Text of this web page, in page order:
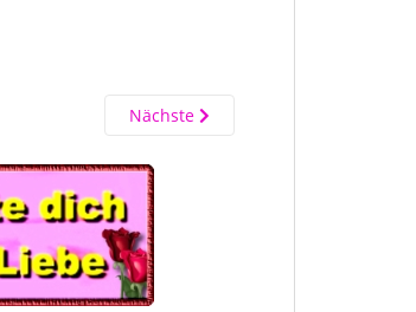
Nächste